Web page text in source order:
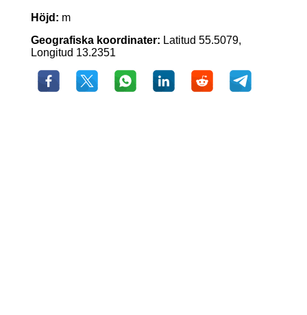
Höjd: m
Geografiska koordinater: Latitud 55.5079,
Longitud 13.2351